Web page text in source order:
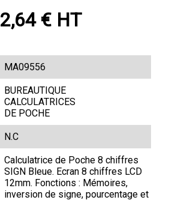
2,64 € HT
MA09556
BUREAUTIQUE
CALCULATRICES
DE POCHE
N.C
Calculatrice de Poche 8 chiffres
SIGN Bleue. Ecran 8 chiffres LCD
12mm. Fonctions : Mémoires,
inversion de signe, pourcentage et